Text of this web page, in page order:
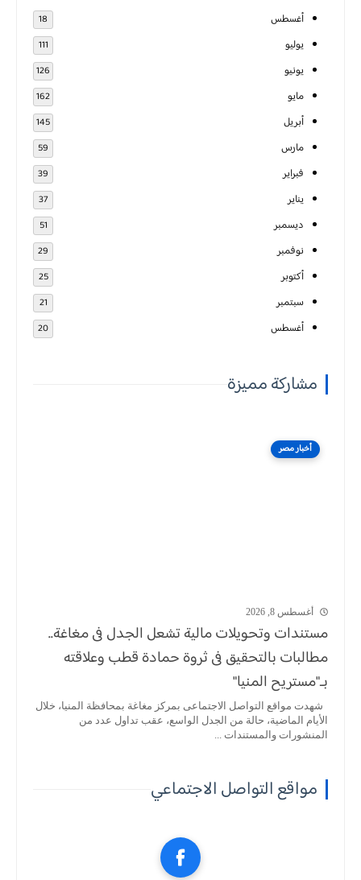
أغسطس 18
يوليو 111
يونيو 126
مايو 162
أبريل 145
مارس 59
فبراير 39
يناير 37
ديسمبر 51
نوفمبر 29
أكتوبر 25
سبتمبر 21
أغسطس 20
مشاركة مميزة
أخبار مصر
أغسطس 8, 2026
مستندات وتحويلات مالية تشعل الجدل فى مغاغة..
مطالبات بالتحقيق فى ثروة حمادة قطب وعلاقته
بـ"مستريح المنيا"
شهدت مواقع التواصل الاجتماعى بمركز مغاغة بمحافظة المنيا، خلال
الأيام الماضية، حالة من الجدل الواسع، عقب تداول عدد من
المنشورات والمستندات ...
مواقع التواصل الاجتماعي